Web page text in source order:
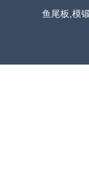
鱼尾板,模